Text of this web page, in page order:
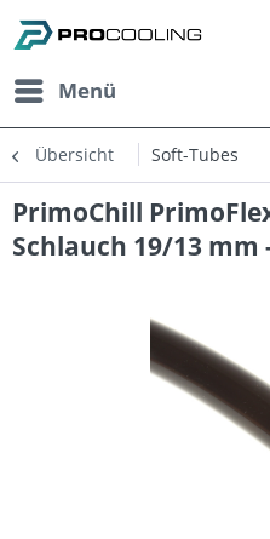
Menü
Übersicht Soft-Tubes
PrimoChill
Schlauch 19/13 mm